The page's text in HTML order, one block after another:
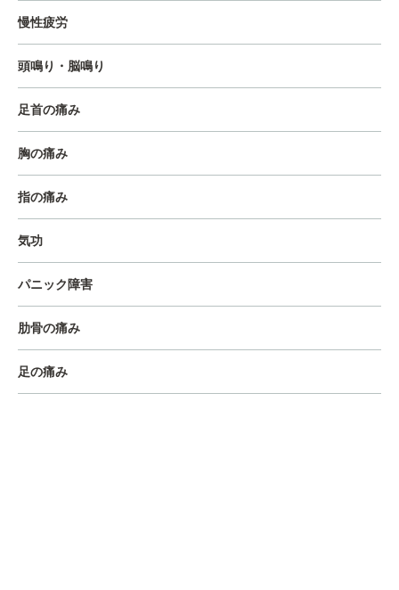
慢性疲労
頭鳴り・脳鳴り
足首の痛み
胸の痛み
指の痛み
気功
パニック障害
肋骨の痛み
足の痛み